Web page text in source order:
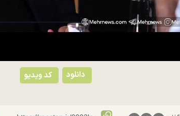
کد ویدیو دانلود